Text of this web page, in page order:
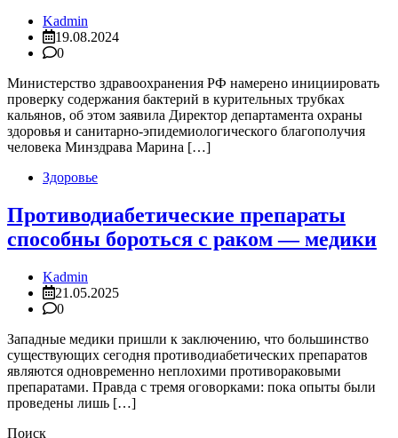
Kadmin
19.08.2024
0
​Министерство здравоохранения РФ намерено инициировать
проверку содержания бактерий в курительных трубках
кальянов, об этом заявила Директор департамента охраны
здоровья и санитарно-эпидемиологического благополучия
человека Минздрава Марина […]
Здоровье
Противодиабетические препараты
способны бороться с раком — медики
Kadmin
21.05.2025
0
Западные медики пришли к заключению, что большинство
существующих сегодня противодиабетических препаратов
являются одновременно неплохими противораковыми
препаратами. Правда с тремя оговорками: пока опыты были
проведены лишь […]
Поиск